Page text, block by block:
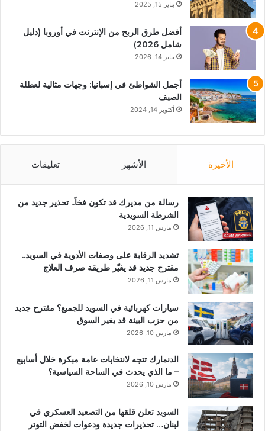
يناير 15, 2025
أفضل طرق الربح من الإنترنت في أوروبا (دليل
شامل 2026)
يناير 14, 2026
أجمل الشواطئ في إسبانيا: وجهات مثالية لعطلة
الصيف
أكتوبر 14, 2024
الأخيرة الأشهر تعليقات
رسالة من مديرك قد تكون فخاً.. تحذير جديد من
الشرطة السويدية
مارس 11, 2026
تشديد الرقابة على وصفات الأدوية في السويد..
مقترح جديد قد يغيّر طريقة صرف العلاج
مارس 11, 2026
سيارات كهربائية في السويد للجميع؟ مقترح جديد
من حزب البيئة قد يغير السوق
مارس 10, 2026
الدنمارك تتجه لانتخابات عامة مبكرة خلال أسابيع
– ما الذي يحدث في الساحة السياسية؟
مارس 10, 2026
السويد تعلن قلقها من التصعيد العسكري في
لبنان… تحذيرات جديدة ودعوات لخفض التوتر